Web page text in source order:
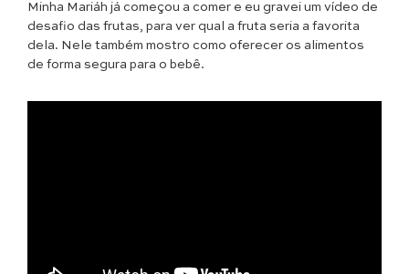
Minha Mariáh já começou a comer e eu gravei um vídeo de
desafio das frutas, para ver qual a fruta seria a favorita
dela. Nele também mostro como oferecer os alimentos
de forma segura para o bebê.